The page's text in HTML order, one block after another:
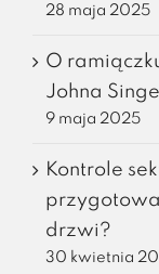
28 maja 2025
O
Johna
9 maja 2025
Kontrole
drzwi?
30 kwietnia